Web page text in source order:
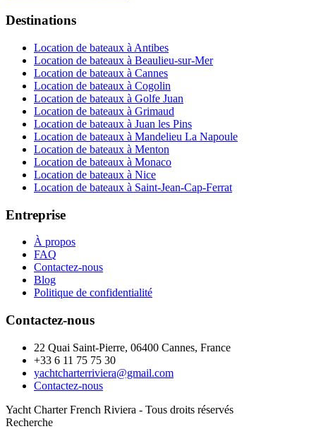
Destinations
Location de bateaux à Antibes
Location de bateaux à Beaulieu-sur-Mer
Location de bateaux à Cannes
Location de bateaux à Cogolin
Location de bateaux à Golfe Juan
Location de bateaux à Grimaud
Location de bateaux à Juan les Pins
Location de bateaux à Mandelieu La Napoule
Location de bateaux à Menton
Location de bateaux à Monaco
Location de bateaux à Nice
Location de bateaux à Saint-Jean-Cap-Ferrat
Entreprise
À propos
FAQ
Contactez-nous
Blog
Politique de confidentialité
Contactez-nous
22 Quai Saint-Pierre, 06400 Cannes, France
+33 6 11 75 75 30
yachtcharterriviera@gmail.com
Contactez-nous
Yacht Charter French Riviera - Tous droits réservés
Recherche